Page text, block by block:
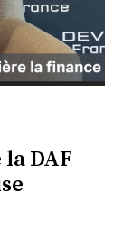
DAF